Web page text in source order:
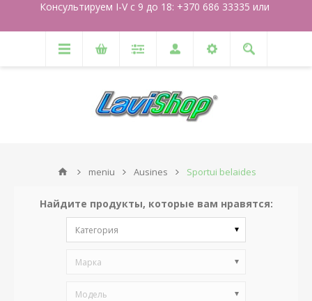
Консультируем I-V с 9 до 18: +370 686 33335 или
meniu Ausines Sportui belaides
Найдите продукты, которые вам нравятся:
Категория
Марка
Модель